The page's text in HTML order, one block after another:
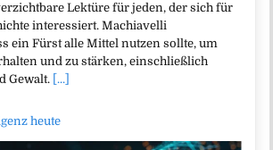
Lektüre für jeden, der sich für
interessiert. Machiavelli
ein Fürst alle Mittel nutzen sollte, um
und zu stärken, einschließlich
Gewalt. [...]
heute